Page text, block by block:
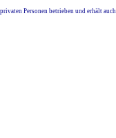
Personen betrieben und erhält